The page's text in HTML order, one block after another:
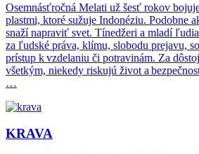
Osemnásťročná Melati už šesť rokov
plastmi, ktoré sužuje Indonéziu. Podobne
snaží napraviť svet. Tínedžeri a mladí
za ľudské práva, klímu, slobodu prejavu,
prístup k vzdelaniu či potravinám. Za
všetkým, niekedy riskujú život a
…
KRAVA